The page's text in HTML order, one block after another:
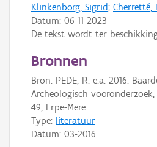
Klinkenborg, Sigrid; Cherretté,
Datum: 06-11-2023
De tekst wordt ter
Bronnen
Bron: PEDE, R. e.a. 2016:
Archeologisch
49, Erpe-Mere.
Type: literatuur
Datum: 03-2016